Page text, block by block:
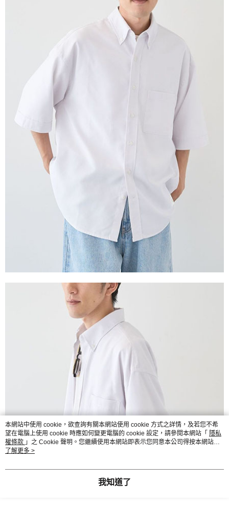
本網站中使用 cookie，欲查詢有關本網站使用 cookie 方式之詳情，及若您不希
望在電腦上使用 cookie 時應如何變更電腦的 cookie 設定，請參閱本網站「 隱私
權條款 」之 Cookie 聲明。您繼續使用本網站即表示您同意本公司得按本網站使
用條款之 Cookie 聲明使用 cookie。
了解更多 >
我知道了